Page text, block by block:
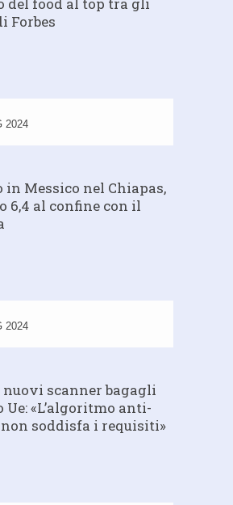
Forbes
2024
in Messico nel Chiapas,
6,4 al confine con il
2024
scanner bagagli
«L’algoritmo anti-
soddisfa i requisiti»